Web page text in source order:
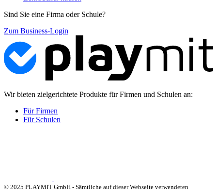
Sind Sie eine Firma oder Schule?
Zum Business-Login
Wir bieten zielgerichtete Produkte für Firmen und Schulen an:
Für Firmen
Für Schulen
© 2025 PLAYMIT GmbH - Sämtliche auf dieser Webseite verwendeten